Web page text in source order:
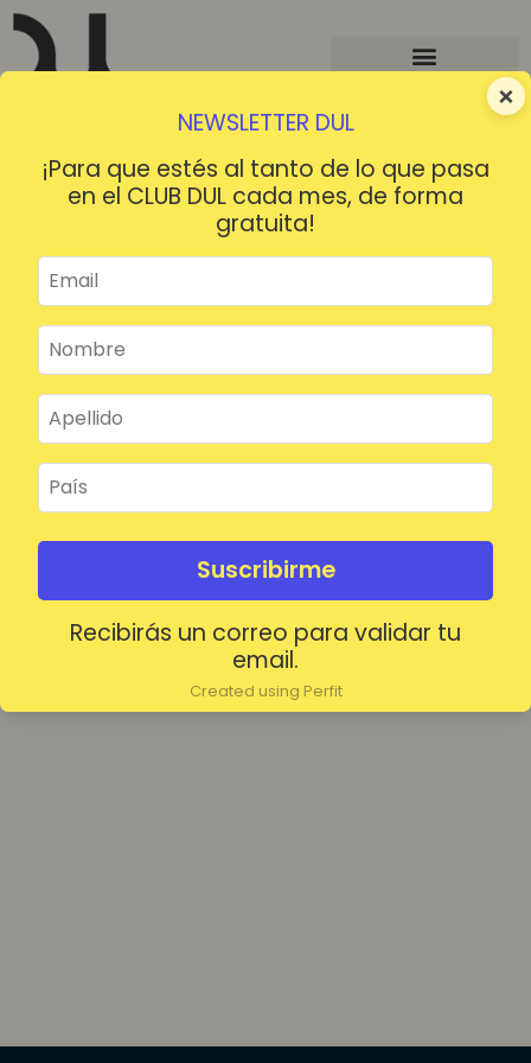
×
NEWSLETTER DUL
¡Para que estés al tanto de lo que pasa
en el CLUB DUL cada mes, de forma
gratuita!
Suscribirme
Recibirás un correo para validar tu
email.
Created using Perfit
¡HOLA!
Mantenerme conectado
Acceder